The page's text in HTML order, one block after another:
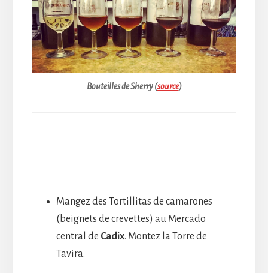
Bouteilles deSherry (source)
Mangez des Tortillitas de camarones
(beignets de crevettes) au Mercado
central de Cadix. Montez la Torre de
Tavira.